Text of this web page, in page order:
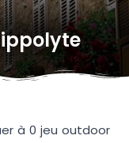
à 0 jeu outdoor